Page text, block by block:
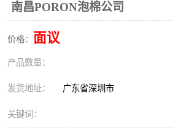
南昌PORON泡棉公司
价格： 面议
产品数量：
发货地址： 广东省深圳市
关键词：